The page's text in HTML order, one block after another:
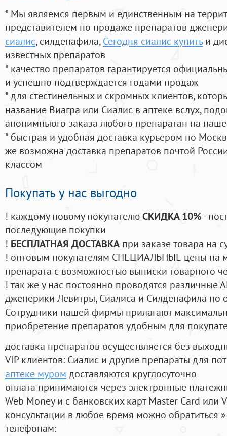
* Мы являемся первым и единственным на
представителем по продаже препаратов
сиалис, силденафила, Сегодня сиалис купитьи
известных препаратов
* качество препаратов гарантируется
и успешно подтверждается годами продаж
* для стестинельных и скромных клиентов,
название Виагра или Сиалис в аптеке вслух,
анонимныого заказа любого препаратан на
* быстрая и удобная доставка курьером по
же возможна доставка препаратов почтой
классом
Покупать у нас выгодно
! каждому новому покупателюСКИДКА 10%-
последующие покупки
! БЕСПЛАТНАЯ ДОСТАВКА при заказе товара на
! оптовым покупателям СПЕЦИАЛЬНЫЕ цены на
препарата с возможностью выписки товарного
! так же у нас постоянно проводятся
дженерики Левитры, Сиалиса и Силденафила по
Cотрудники нашей фирмы прилагают
приобретение препаратов удобным для
доставка препаратов осуществляется без
VIP клиентов: Сиалис и другие препараты для
аптеке муром доставляются круглосуточно
оплата принимаются через электронные
Web Money и с банковских карт Master Card или
консультации в любое время можно обратиться
телефонам: